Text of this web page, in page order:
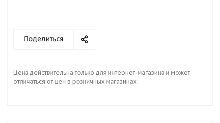
Поделиться
Цена действительна только для интернет-магазина и может
отличаться от цен в розничных магазинах